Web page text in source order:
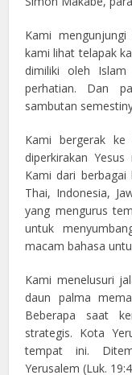
Kami
kami lihat telapak
dimiliki oleh Islam
perhatian. Dan
sambutan
Kami bergerak ke
diperkirakan
Kami dari berbagai
Thai, Indonesia,
yang mengurus
untuk
macam bahasa
Kami menelusuri
daun palma
Beberapa saat
strategis. Kota
tempat ini.
Yerusalem (Luk.